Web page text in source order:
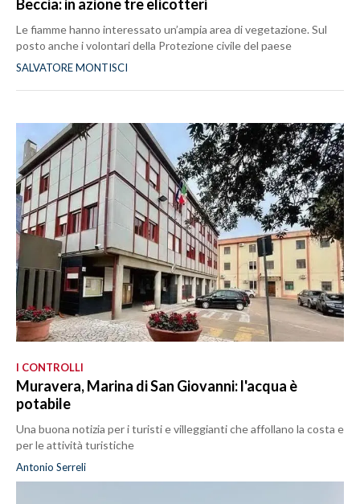
Beccia: in azione tre elicotteri
Le fiamme hanno interessato un’ampia area di vegetazione. Sul
posto anche i volontari della Protezione civile del paese
SALVATORE MONTISCI
I CONTROLLI
Muravera, Marina di San Giovanni: l'acqua è
potabile
Una buona notizia per i turisti e villeggianti che affollano la costa e
per le attività turistiche
Antonio Serreli